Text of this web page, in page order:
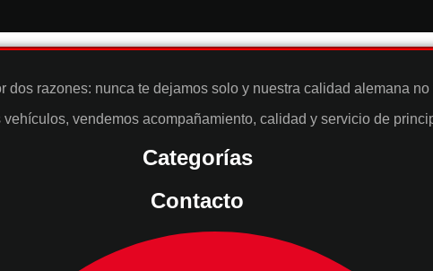
dos razones: nunca te dejamos solo y nuestra calidad alemana
vehículos, vendemos acompañamiento, calidad y servicio de
Categorías
Contacto